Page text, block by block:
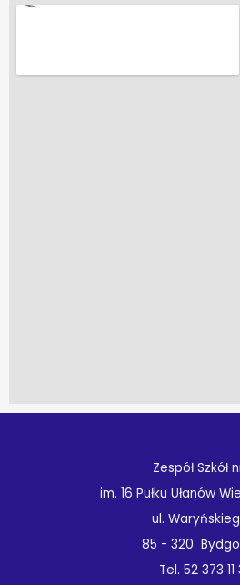
Zespół Szkół
im. 16 Pułku Ułanów
ul.
85 - 320
Tel. 52 373 11